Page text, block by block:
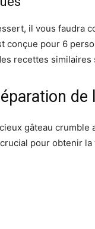
il vous faudra
conçue pour 6
recettes similaires
de
gâteau crumble
pour obtenir